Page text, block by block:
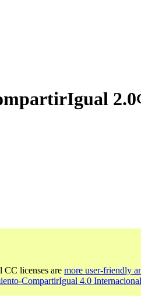
2.0
CC licenses are more user-friendly
CompartirIgual 4.0 Internacional